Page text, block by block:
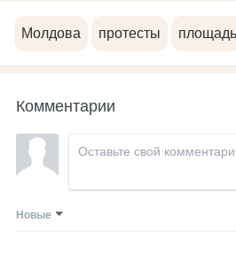
Молдова протесты площадь
Комментарии
Новые